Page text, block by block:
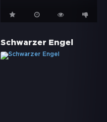
Schwarzer Engel